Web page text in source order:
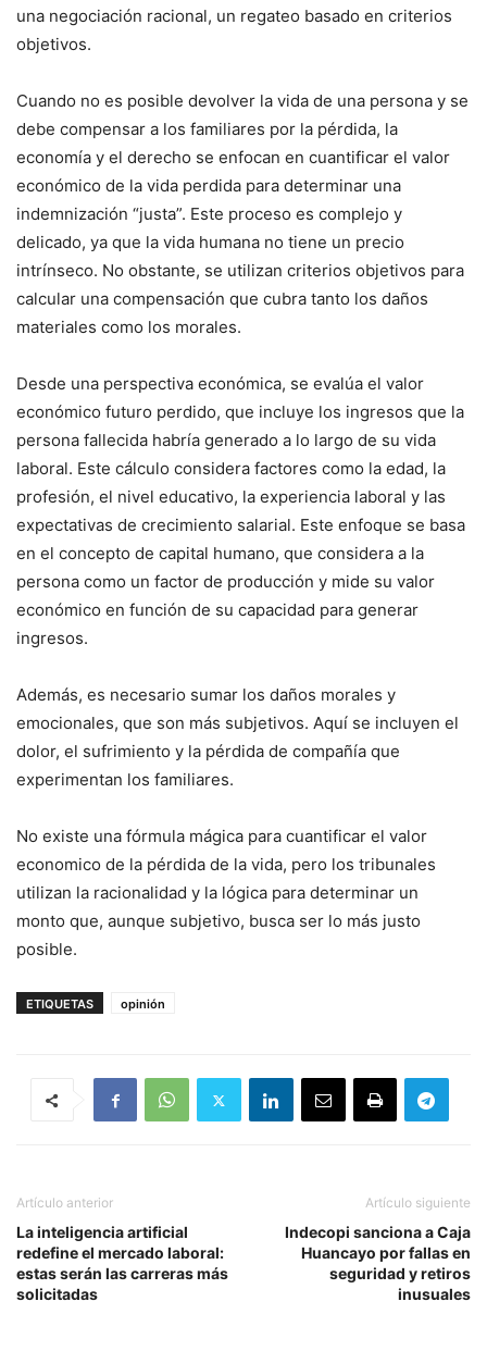
una negociación racional, un regateo basado en criterios
objetivos.
Cuando no es posible devolver la vida de una persona y se
debe compensar a los familiares por la pérdida, la
economía y el derecho se enfocan en cuantificar el valor
económico de la vida perdida para determinar una
indemnización “justa”. Este proceso es complejo y
delicado, ya que la vida humana no tiene un precio
intrínseco. No obstante, se utilizan criterios objetivos para
calcular una compensación que cubra tanto los daños
materiales como los morales.
Desde una perspectiva económica, se evalúa el valor
económico futuro perdido, que incluye los ingresos que la
persona fallecida habría generado a lo largo de su vida
laboral. Este cálculo considera factores como la edad, la
profesión, el nivel educativo, la experiencia laboral y las
expectativas de crecimiento salarial. Este enfoque se basa
en el concepto de capital humano, que considera a la
persona como un factor de producción y mide su valor
económico en función de su capacidad para generar
ingresos.
Además, es necesario sumar los daños morales y
emocionales, que son más subjetivos. Aquí se incluyen el
dolor, el sufrimiento y la pérdida de compañía que
experimentan los familiares.
No existe una fórmula mágica para cuantificar el valor
economico de la pérdida de la vida, pero los tribunales
utilizan la racionalidad y la lógica para determinar un
monto que, aunque subjetivo, busca ser lo más justo
posible.
ETIQUETAS opinión
Artículo anterior
La inteligencia artificial
redefine el mercado laboral:
estas serán las carreras más
solicitadas
Artículo siguiente
Indecopi sanciona a Caja
Huancayo por fallas en
seguridad y retiros
inusuales